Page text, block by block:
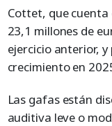
Cottet, que
23,1 millones de
ejercicio anterior,
crecimiento en
Las gafas están
auditiva leve o